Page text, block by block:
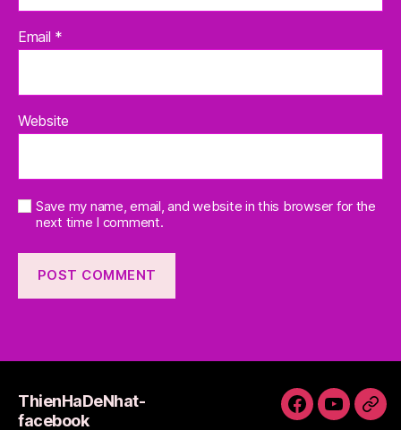
Email *
Website
Save my name, email, and website in this browser for the
next time I comment.
ThienHaDeNhat-
facebook